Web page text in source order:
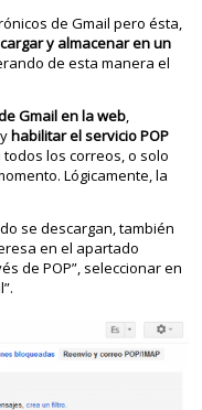
de Gmail pero ésta,
y almacenar en un
de esta manera el
Gmail en la web,
yhabilitar el servicio POP
todos los correos, o solo
Lógicamente, la
se descargan, también
en el apartado
de POP”, seleccionar en